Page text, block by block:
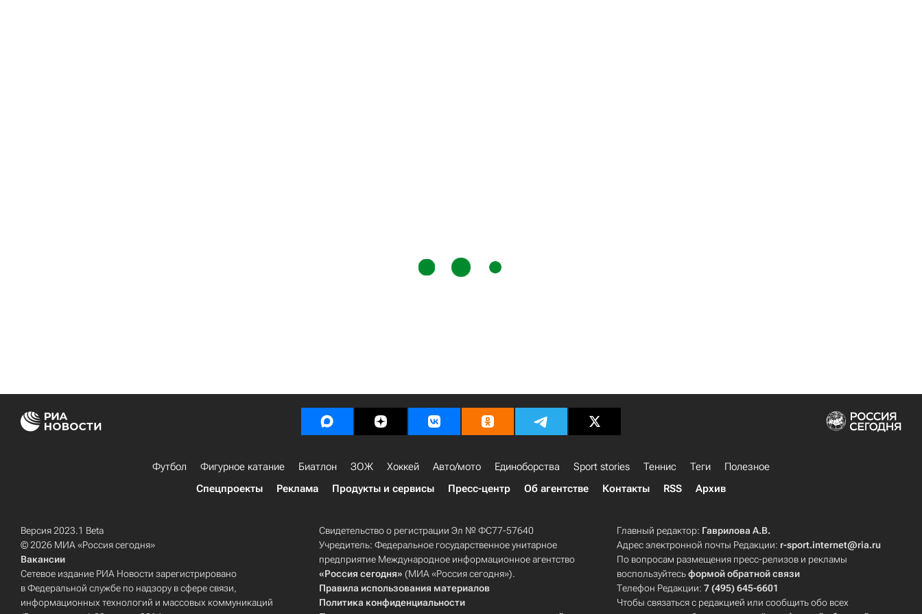
Футбол Фигурное катание Биатлон ЗОЖ Хоккей Авто/мото Единоборства Sport stories Теннис Теги
Полезное
Спецпроекты
Реклама Продукты и сервисы Пресс-центр Об агентстве Контакты RSS Архив
Версия 2023.1 Beta
© 2026 МИА «Россия сегодня»
Вакансии
Сетевое издание РИА Новости зарегистрировано
в Федеральной службе по надзору в сфере связи,
информационных технологий и массовых коммуникаций
Свидетельство о регистрации Эл № ФС77-57640
Учредитель: Федеральное государственное унитарное
предприятие Международное информационное агентство
«Россия сегодня» (МИА «Россия сегодня»).
Правила использования материалов
Политика конфиденциальности
Главный редактор: Гаврилова А.В.
Адрес электронной почты Редакции: r-sport.internet@ria.ru
По вопросам размещения пресс-релизов и рекламы
воспользуйтесьформой обратной связи
Телефон Редакции:7 (495) 645-6601
Чтобы связаться с редакцией или сообщить обо всех